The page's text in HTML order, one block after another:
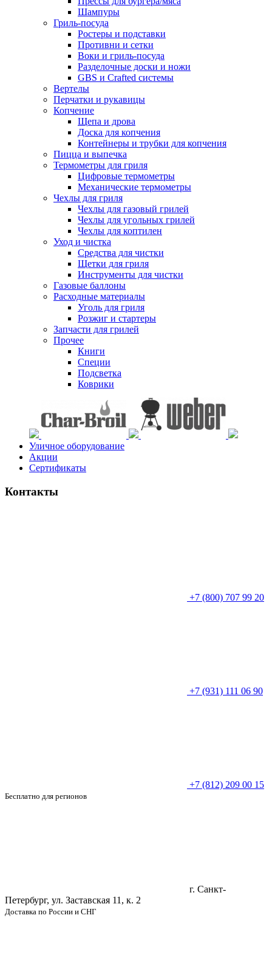
Шампуры
Гриль-посуда
Ростеры и подставки
Противни и сетки
Воки и гриль-посуда
Разделочные доски и ножи
GBS и Crafted системы
Вертелы
Перчатки и рукавицы
Копчение
Щепа и дрова
Доска для копчения
Контейнеры и трубки для копчения
Пицца и выпечка
Термометры для гриля
Цифровые термометры
Механические термометры
Чехлы для гриля
Чехлы для газовый грилей
Чехлы для угольных грилей
Чехлы для коптилен
Уход и чистка
Средства для чистки
Щетки для гриля
Инструменты для чистки
Газовые баллоны
Расходные материалы
Уголь для гриля
Розжиг и стартеры
Запчасти для грилей
Прочее
Книги
Специи
Подсветка
Коврики
Уличное оборудование
Акции
Сертификаты
Контакты
+7 (800) 707 99 20
+7 (931) 111 06 90
+7 (812) 209 00 15
Бесплатно для регионов
г. Санкт-
Петербург, ул. Заставская 11, к. 2
Доставка по России и СНГ